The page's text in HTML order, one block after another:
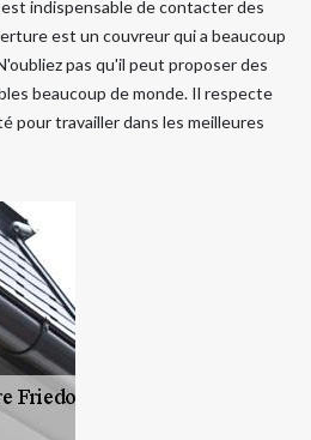
indispensable de contacter des
est un couvreur qui a beaucoup
pas qu'il peut proposer des
beaucoup de monde. Il respecte
pour travailler dans les meilleures